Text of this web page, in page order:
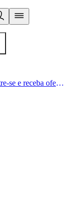
Um estilo de vida saudável começa aqui. Cadastre-se e receba ofertas exclusivas.